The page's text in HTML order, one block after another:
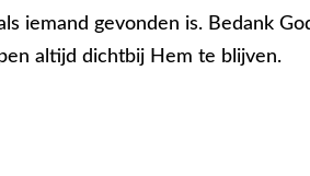
iemand gevonden is. Bedank
altijd dichtbij Hem te blijven.